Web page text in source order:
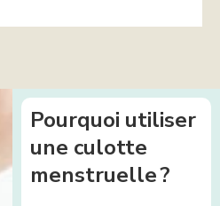
Pourquoi utiliser
une culotte
menstruelle ?